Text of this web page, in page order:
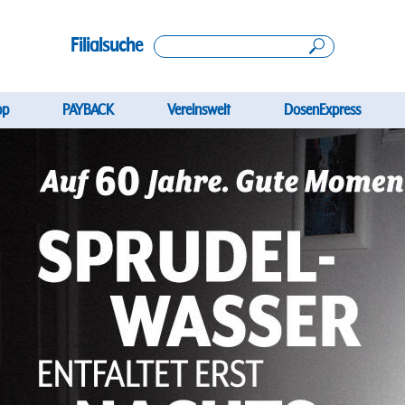
Filialsuche
PAYBACK Vereinswelt DosenExpress